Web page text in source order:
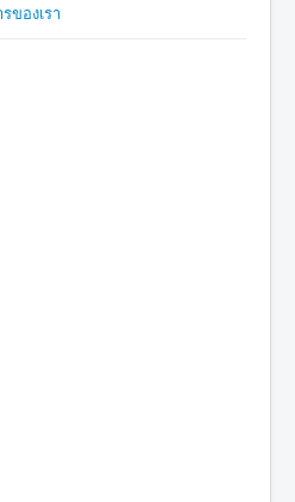
ของเรา